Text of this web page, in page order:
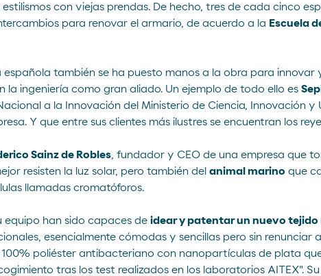
con viejas prendas. De hecho, tres de cada cinco
para renovar el armario, de acuerdo a la Escuela
española también se ha puesto manos a la obra para innovar
la ingeniería como gran aliado. Un ejemplo de todo ello es
a la Innovación del Ministerio de Ciencia, Innovación
Y que entre sus clientes más ilustres se encuentran los
Sainz de Robles , fundador y CEO de una empresa que
resisten la luz solar, pero también del animal marino que
llamadas cromatóforos.
equipo han sido capaces de idear y patentar un nuevo tejido
esencialmente cómodas y sencillas pero sin renunciar
poliéster antibacteriano con nanopartículas de plata
tras los test realizados en los laboratorios AITEX".